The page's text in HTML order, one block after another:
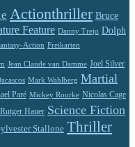
Actionthriller Bruce
Feature Danny Trejo Dolph
Action Freikarten
Jean Claude van Damme Joel Silver
Mark Wahlberg Martial
Paré Mickey Rourke Nicolas Cage
Rutger Hauer Science Fiction
Stallone Thriller